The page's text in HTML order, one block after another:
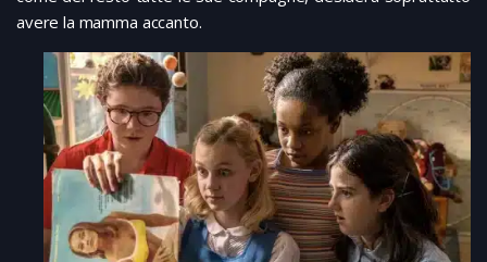
avere la mamma accanto.